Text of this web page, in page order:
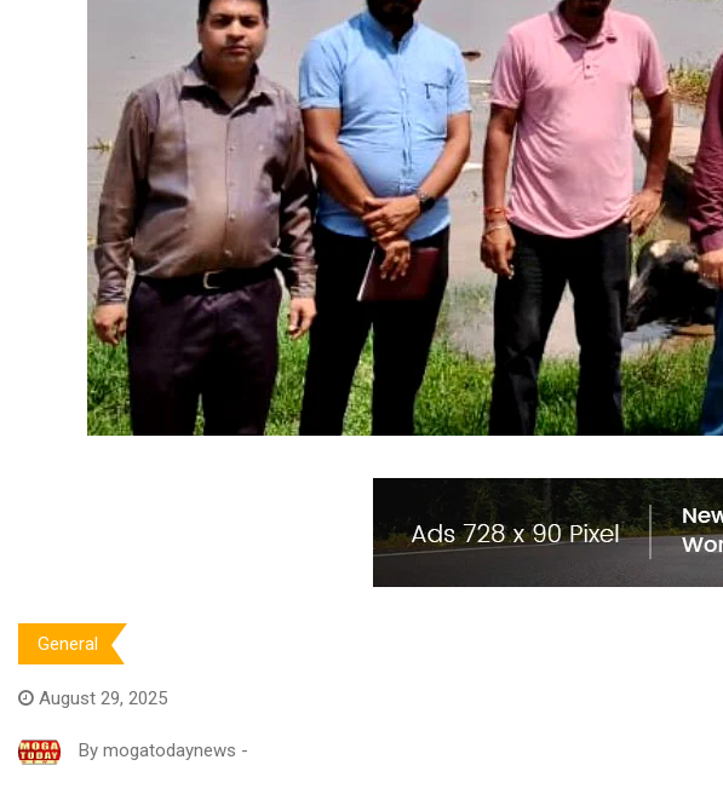
General
August 29, 2025
By mogatodaynews -